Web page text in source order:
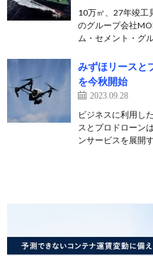
10万㎥、27年竣工
のグループ会社
ム・セメント・グ
みずほリースと
を今秋開始
2023.09.28
ビジネスに利用し
スとプロドローン
ンサービスを展開